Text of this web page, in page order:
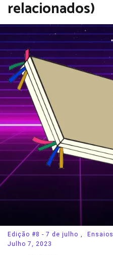
relacionados)
Edição #8 - 7 de julho ,
Ensaios
Julho 7, 2023